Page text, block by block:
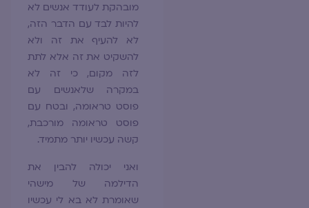
מובהקת לעודד אנשים לא
להיות לבד עם הדבר הזה,
לא להעיף את זה ולא
להשקיט את זה אלא לתת
לזה מקום, כי זה לא
במקרה שלאנשים עם
פוסט טראומה, ובטח עם
פוסט טראומה מורכבת,
קשה עכשיו יותר מתמיד.
ואני יכולה להבין את
הדילמה של מישהי
שאומרת לא בא לי עכשיו